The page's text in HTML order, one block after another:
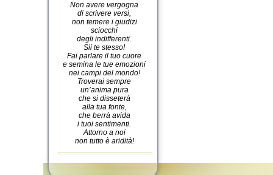
Non avere vergogna
di scrivere versi,
non temere i giudizi
sciocchi
degli indifferenti.
Sii te stesso!
Fai parlare il tuo cuore
e semina le tue emozioni
nei campi del mondo!
Troverai sempre
un’anima pura
che si disseterà
alla tua fonte,
che berrà avida
i tuoi sentimenti.
Attorno a noi
non tutto è aridità!